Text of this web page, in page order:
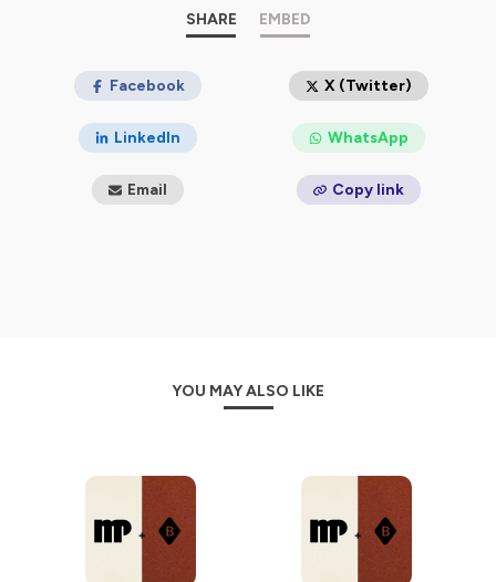
d’alignement, de résilience, d’identité, sans détour ni
Parlons B.
, est un espace libre, sensible
de conscience.
Hébergé par Ausha. Visitez
ausha.co/politique-de-
confidentialitepour plus d'informations.
SHARE EMBED
Facebook X (Twitter)
LinkedIn WhatsApp
Email Copy link
YOU MAY ALSO LIKE